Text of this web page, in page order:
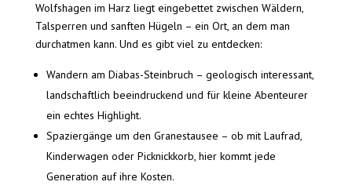
Wolfshagen im Harz liegt eingebettet zwischen Wäldern,
Talsperren und sanften Hügeln – ein Ort, an dem man
durchatmen kann. Und es gibt viel zu entdecken:
Wandern am Diabas-Steinbruch – geologisch interessant,
landschaftlich beeindruckend und für kleine Abenteurer
ein echtes Highlight.
Spaziergänge um den Granestausee – ob mit Laufrad,
Kinderwagen oder Picknickkorb, hier kommt jede
Generation auf ihre Kosten.